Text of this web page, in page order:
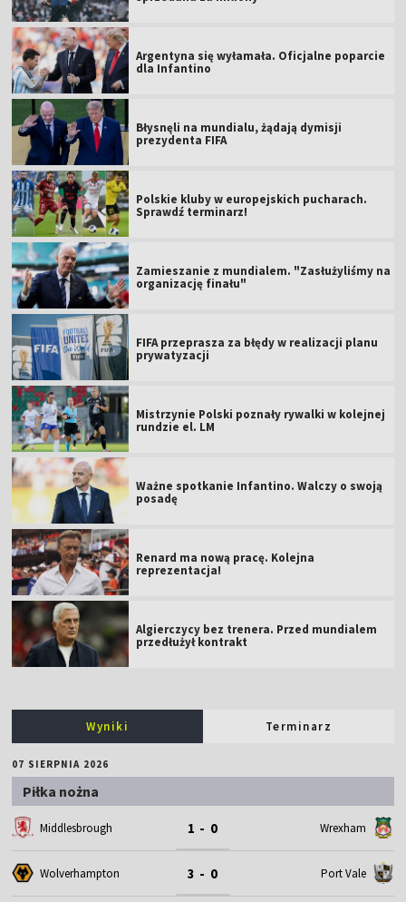
Argentyna się wyłamała. Oficjalne poparcie
dla Infantino
Błysnęli na mundialu, żądają dymisji
prezydenta FIFA
Polskie kluby w europejskich pucharach.
Sprawdź terminarz!
Zamieszanie z mundialem. "Zasłużyliśmy na
organizację finału"
FIFA przeprasza za błędy w realizacji planu
prywatyzacji
Mistrzynie Polski poznały rywalki w kolejnej
rundzie el. LM
Ważne spotkanie Infantino. Walczy o swoją
posadę
Renard ma nową pracę. Kolejna
reprezentacja!
Algierczycy bez trenera. Przed mundialem
przedłużył kontrakt
Wyniki Terminarz
07 SIERPNIA 2026
Piłka nożna
Middlesbrough 1 - 0 Wrexham
Wolverhampton 3 - 0 Port Vale